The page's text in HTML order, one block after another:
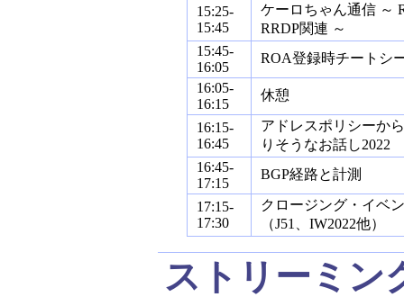
15:25-
15:45
ケーロちゃん通信 ～
RRDP関連 ～
15:45-
16:05
ROA登録時チートシ
16:05-
16:15
休憩
16:15-
16:45
アドレスポリシーか
りそうなお話し2022
16:45-
17:15
BGP経路と計測
17:15-
17:30
クロージング・イベ
（J51、IW2022他）
ストリーミン